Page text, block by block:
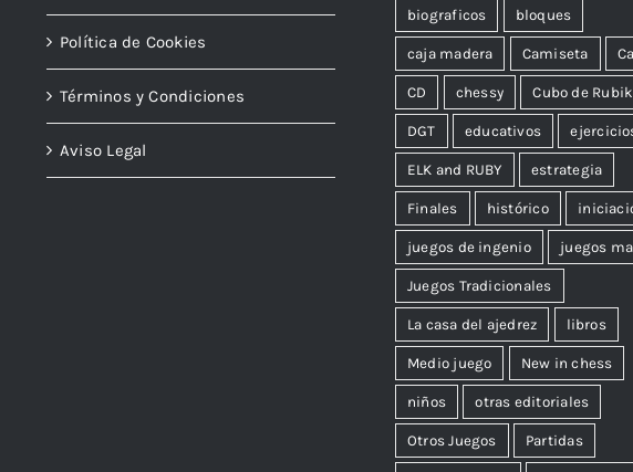
Política de Cookies
Términos y Condiciones
Aviso Legal
biograficos bloques
caja madera Camiseta
CD chessy Cubo de Rubik
DGT educativos
ELK and RUBY estrategia
Finales histórico
juegos de ingenio juegos
Juegos Tradicionales
La casa del ajedrez libros
Medio juego New in chess
niños otras editoriales
Otros Juegos Partidas